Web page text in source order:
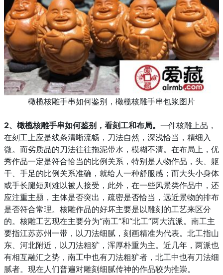
橄榄核雕手串如何鉴别，橄榄核雕手串包浆图片
2、 橄榄核雕手串如何鉴别， 看刻工和布局。 一件核雕上品，
在刻工上应是线条清晰流畅，刀法自然，深浅恰当，精细入
微。而劣质品的刀法往往拖泥带水，模糊不清。在布局上，优
秀作品一定是符合恰当的比例关系，特别是人物作品，头、躯
干、手足的比例关系准确，就给人一种舒服感；而大头小身体
或手长腿短则难以被人接受，此外，在一些风景类作品中，还
应注重主题，主体是否突出，疏密是否恰当，远近景物的排布
是否符合常理。核雕作品的好坏主要是以雕刻的工艺来区分
的。核雕工艺现在主要分为“南工”和“北工”两大流派。南工主
要指江苏苏州一带，以刀法细腻，刻画精准为代表。北工指山
东、河北附近，以刀法粗犷，浑厚朴重为主。近几年，两派也
有相互融汇之势，南工中也有刀法粗犷者，北工中也有刀法细
腻者。现在人们普遍对雕刻细腻传神的作品较为推崇。